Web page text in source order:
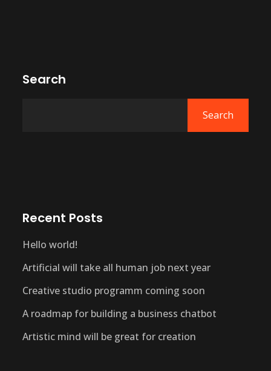
Search
Search
Recent Posts
Hello world!
Artificial will take all human job next year
Creative studio programm coming soon
A roadmap for building a business chatbot
Artistic mind will be great for creation